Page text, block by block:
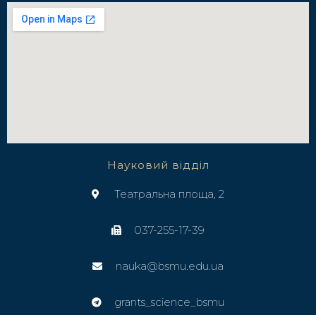
Науковий відділ
Театральна площа, 2
037-255-17-39
nauka@bsmu.edu.ua
grants_science_bsmu